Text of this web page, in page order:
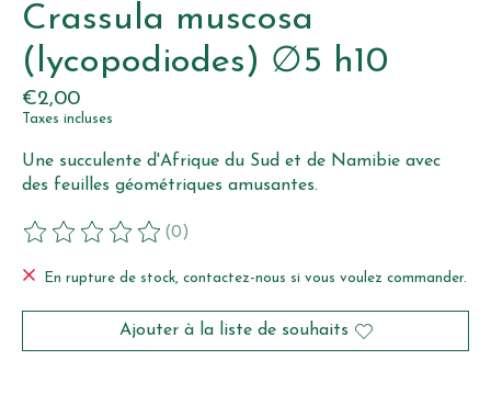
Crassula muscosa
(lycopodiodes) ∅5 h10
€2,00
Taxes incluses
Une succulente d'Afrique du Sud et de Namibie avec
des feuilles géométriques amusantes.
Ce produit est évalué à
(0)
En rupture de stock, contactez-nous si vous voulez commander.
Ajouter à la liste de souhaits